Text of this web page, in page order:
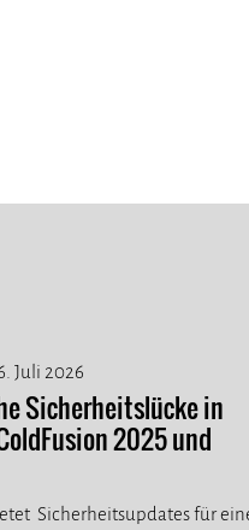
Juli 2026
Sicherheitslücke in
2025 und
Sicherheitsupdates für